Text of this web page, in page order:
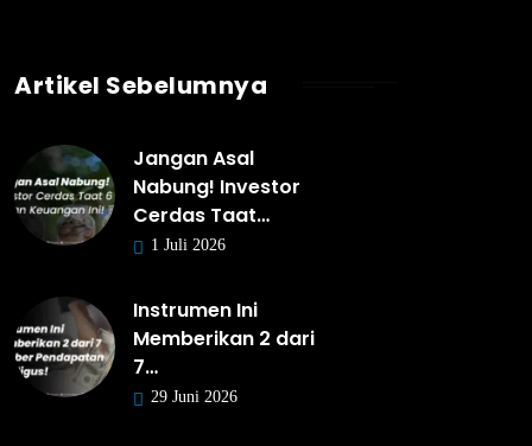
Artikel Sebelumnya
Jangan Asal
Nabung! Investor
Cerdas Taat…
1 Juli 2026
Instrumen Ini
Memberikan 2 dari
7…
29 Juni 2026